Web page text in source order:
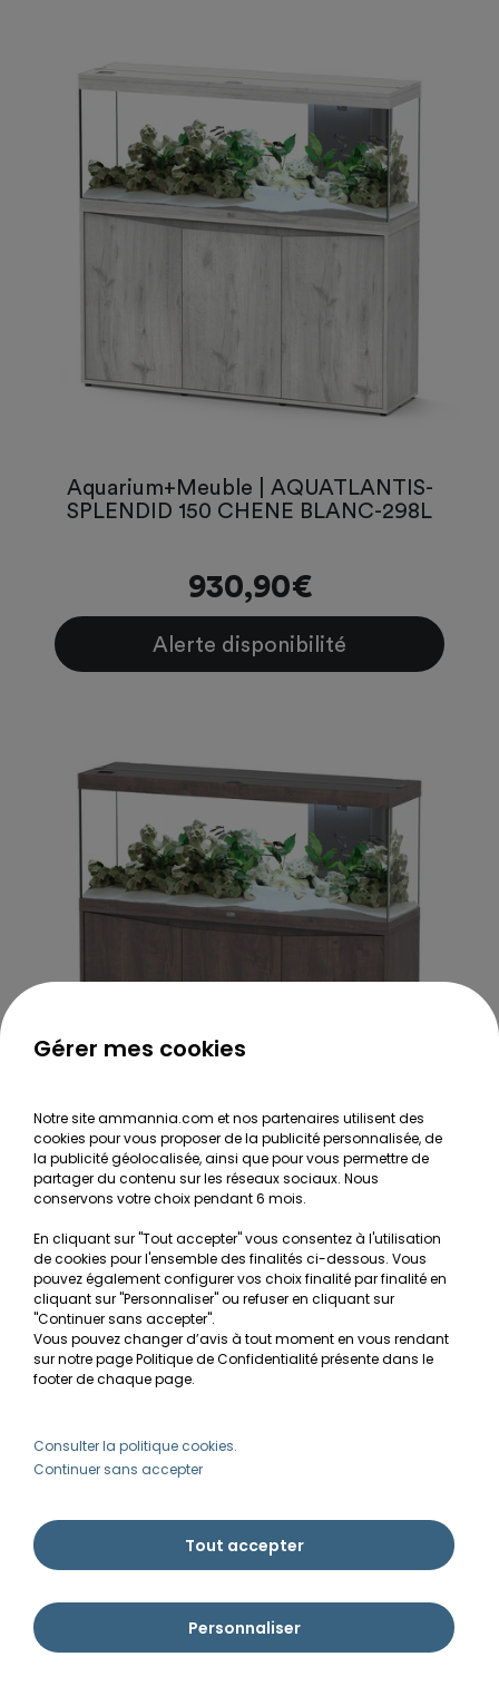
Aquarium+Meuble | AQUATLANTIS-
SPLENDID 150 CHENE BLANC-298L
930,90€
Alerte disponibilité
Aquarium+Meuble | AQUATLANTIS-
SPLENDID 150 CHENE BRUN-298L
930,90€
Alerte disponibilité
Gérer mes cookies
Notre site ammannia.com et nos partenaires utilisent des
cookies pour vous proposer de la publicité personnalisée, de
la publicité géolocalisée, ainsi que pour vous permettre de
partager du contenu sur les réseaux sociaux. Nous
conservons votre choix pendant 6 mois.
En cliquant sur "Tout accepter" vous consentez à l'utilisation
de cookies pour l'ensemble des finalités ci-dessous. Vous
pouvez également configurer vos choix finalité par finalité en
cliquant sur "Personnaliser" ou refuser en cliquant sur
"Continuer sans accepter".
Vous pouvez changer d’avis à tout moment en vous rendant
sur notre page Politique de Confidentialité présente dans le
footer de chaque page.
Consulter la politique cookies.
Continuer sans accepter
Tout accepter
Personnaliser